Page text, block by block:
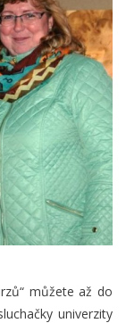
můžete až do
univerzity